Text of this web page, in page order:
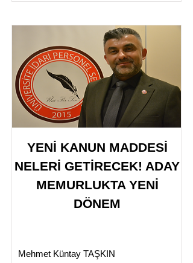
YENİ KANUN MADDESİ
NELERİ GETİRECEK! ADAY
MEMURLUKTA YENİ
DÖNEM
Mehmet Küntay TAŞKIN